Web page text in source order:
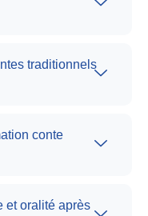
traditionnels
conte
et oralité après